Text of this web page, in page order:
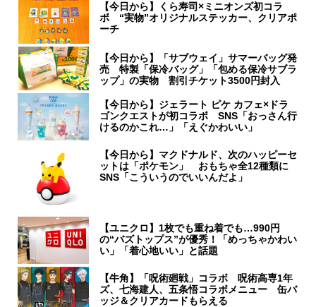
【今日から】くら寿司×ミニオンズ初コラ
ボ “実物”オリジナルステッカー、クリアポ
ーチ
【今日から】「サブウェイ」サマーバッグ発
売 特製「保冷バッグ」「包める保冷サブラ
ップ」の実物 割引チケット3500円封入
【今日から】ジェラート ピケ カフェ×ドラ
ゴンクエストが初コラボ SNS「おっさん行
けるのかこれ…」「えぐかわいい」
【今日から】マクドナルド、次のハッピーセ
ットは「ポケモン」 おもちゃ全12種類に
SNS「こういうのでいいんだよ」
【ユニクロ】1枚でも重ね着でも…990円
の“バズトップス”が優秀！「めっちゃかわい
い」「着心地いい」と話題
【牛角】「呪術廻戦」コラボ 呪術高専1年
ズ、七海建人、五条悟コラボメニュー 缶バ
ッジ＆クリアカードもらえる